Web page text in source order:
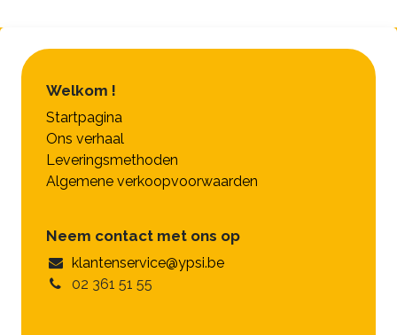
Welkom !
Startpagina
Ons verhaal
Leveringsmethoden
Algemene verkoopvoorwaarden
Neem contact met ons op
klantenservice@ypsi.be
02 361 51 55